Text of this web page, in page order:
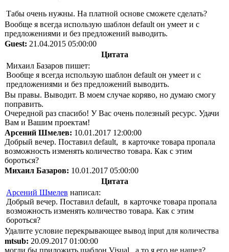
Табы очень нужны. На платной основе сможете сделать?
Вообще я всегда использую шаблон default он умеет и с
предложениями и без предложений выводить.
Guest: 21.04.2015 05:00:00
Цитата
Михаил Базаров пишет:
Вообще я всегда использую шаблон default он умеет и с
предложениями и без предложений выводить.
Вы правы. Выводит. В моем случае коряво, но думаю смогу
поправить.
Очередной раз спасибо! У Вас очень полезный ресурс. Удачи
Вам и Вашим проектам!
Арсений Шмелев: 10.01.2017 12:00:00
Добрый вечер. Поставил default, в карточке товара пропала
возможность изменять количество товара. Как с этим
бороться?
Михаил Базаров: 10.01.2017 05:00:00
Цитата
Арсений Шмелев написал:
Добрый вечер. Поставил default, в карточке товара пропала
возможность изменять количество товара. Как с этим
бороться?
Удалите условие перекрывающее вывод input для количества
mtsub: 20.09.2017 01:00:00
могли бы приложить шаблон Visual , а то я его не нашел?